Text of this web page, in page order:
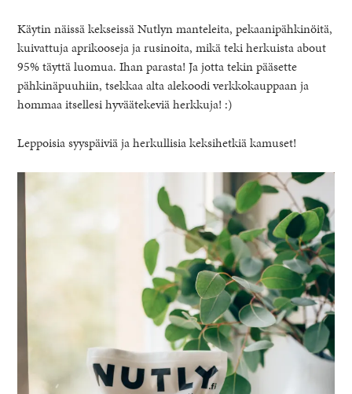
Käytin näissä kekseissä Nutlyn manteleita, pekaanipähkinöitä,
kuivattuja aprikooseja ja rusinoita, mikä teki herkuista about
95% täyttä luomua. Ihan parasta! Ja jotta tekin pääsette
pähkinäpuuhiin, tsekkaa alta alekoodi verkkokauppaan ja
hommaa itsellesi hyväätekeviä herkkuja! :)
Leppoisia syyspäiviä ja herkullisia keksihetkiä kamuset!